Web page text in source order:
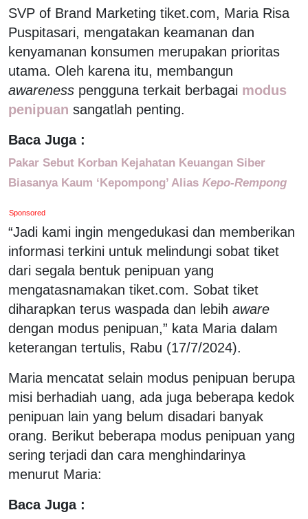
SVP of Brand Marketing tiket.com, Maria Risa
Puspitasari, mengatakan keamanan dan
kenyamanan konsumen merupakan prioritas
utama. Oleh karena itu, membangun
awareness pengguna terkait berbagai modus
penipuan sangatlah penting.
Baca Juga :
Pakar Sebut Korban Kejahatan Keuangan Siber
Biasanya Kaum ‘Kepompong’ Alias Kepo-Rempong
Sponsored
“Jadi kami ingin mengedukasi dan memberikan
informasi terkini untuk melindungi sobat tiket
dari segala bentuk penipuan yang
mengatasnamakan tiket.com. Sobat tiket
diharapkan terus waspada dan lebih aware
dengan modus penipuan,” kata Maria dalam
keterangan tertulis, Rabu (17/7/2024).
Maria mencatat selain modus penipuan berupa
misi berhadiah uang, ada juga beberapa kedok
penipuan lain yang belum disadari banyak
orang. Berikut beberapa modus penipuan yang
sering terjadi dan cara menghindarinya
menurut Maria:
Baca Juga :